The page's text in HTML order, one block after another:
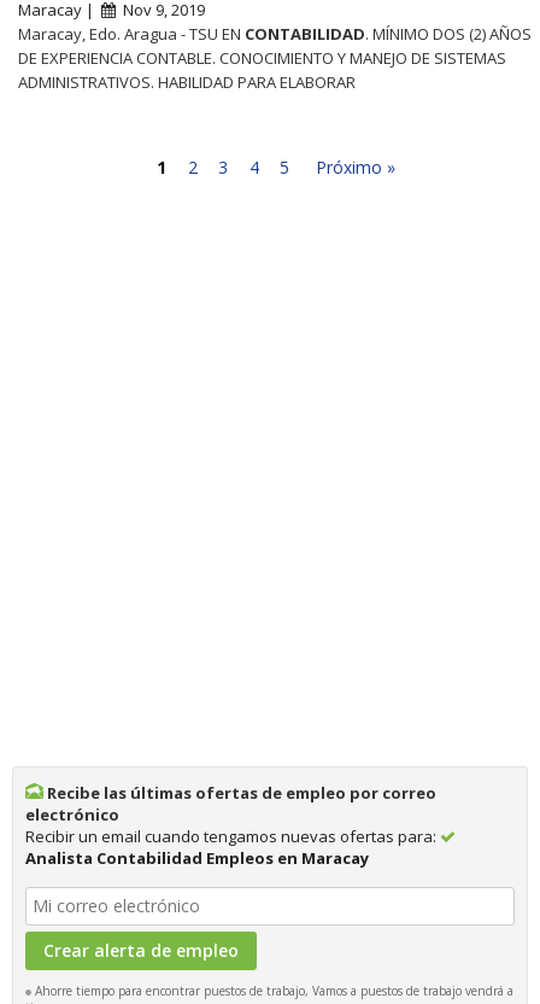
Maracay |
Nov 9, 2019
Maracay, Edo. Aragua - TSU EN CONTABILIDAD. MÍNIMO DOS (2) AÑOS
DE EXPERIENCIA CONTABLE. CONOCIMIENTO Y MANEJO DE SISTEMAS
ADMINISTRATIVOS. HABILIDAD PARA ELABORAR
1 2 3 4 5 Próximo »
Recibe las últimas ofertas de empleo por correo
electrónico
Recibir un email cuando tengamos nuevas ofertas para:
Analista Contabilidad Empleos en Maracay
Ahorre tiempo para encontrar puestos de trabajo, Vamos a puestos de trabajo vendrá a